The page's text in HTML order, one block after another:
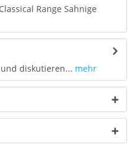
Range Sahnige
diskutieren... mehr